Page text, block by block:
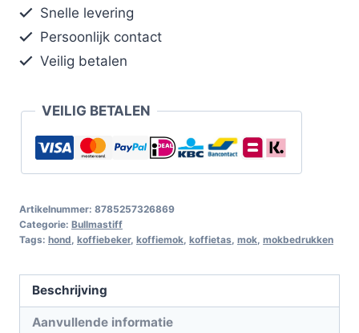
Snelle levering
Persoonlijk contact
Veilig betalen
VEILIG BETALEN
Artikelnummer: 8785257326869
Categorie: Bullmastiff
Tags: hond koffiebeker, koffiemok koffietas mok mokbedrukken
Beschrijving
Aanvullende informatie